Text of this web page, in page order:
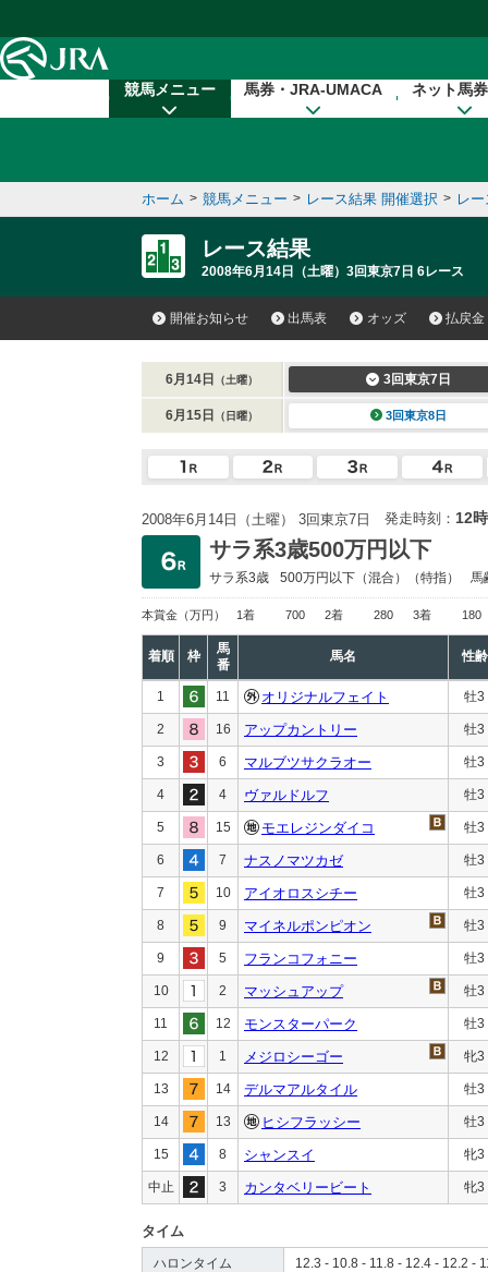
競馬メニュー 馬券・JRA-UMACA ネット馬
ホーム > 競馬メニュー > レース結果 開催選択 > レ
レース結果
2008年6月14日（土曜）3回東京7日 6レース
開催お知らせ 出馬表 オッズ 払戻金
6月14日 （土曜） 3回東京7日
6月15日 （日曜） 3回東京8日
2008年6月14日（土曜） 3回東京7日 発走時刻： 12
サラ系3歳500万円以下
サラ系3歳 500万円以下 （混合）（特指） 馬
本賞金 （万円） 1着 700 2着 280 3着 180
着順 枠
馬
番
馬名 性齢
1 11 オリジナルフェイト 牡3
2 16 アップカントリー 牡3
3 6 マルブツサクラオー 牡3
4 4 ヴァルドルフ 牡3
5 15 モエレジンダイコ 牡3
6 7 ナスノマツカゼ 牡3
7 10 アイオロスシチー 牡3
8 9 マイネルポンピオン 牡3
9 5 フランコフォニー 牡3
10 2 マッシュアップ 牡3
11 12 モンスターパーク 牡3
12 1 メジロシーゴー 牝3
13 14 デルマアルタイル 牡3
14 13 ヒシフラッシー 牡3
15 8 シャンスイ 牝3
中止 3 カンタベリービート 牝3
タイム
ハロンタイム 12.3 - 10.8 - 11.8 - 12.4 - 12.2 -